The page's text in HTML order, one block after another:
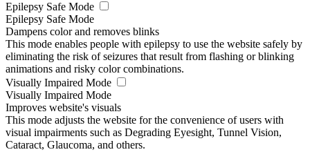
Epilepsy Safe Mode
Epilepsy Safe Mode
Dampens color and removes blinks
This mode enables people with epilepsy to use the website safely by
eliminating the risk of seizures that result from flashing or blinking
animations and risky color combinations.
Visually Impaired Mode
Visually Impaired Mode
Improves website's visuals
This mode adjusts the website for the convenience of users with
visual impairments such as Degrading Eyesight, Tunnel Vision,
Cataract, Glaucoma, and others.